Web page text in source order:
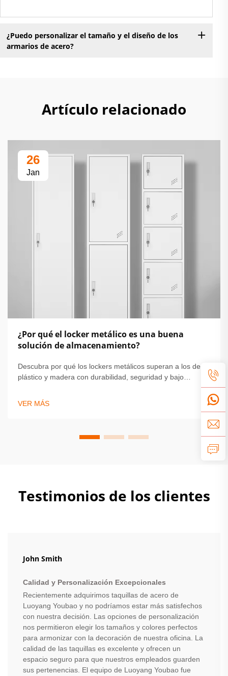
¿Puedo personalizar el tamaño y el diseño de los
armarios de acero?
Artículo relacionado
26
Jan
¿Por qué el locker metálico es una buena
solución de almacenamiento?
Descubra por qué los lockers metálicos superan a los de
plástico y madera con durabilidad, seguridad y bajo
gimnasios y oficinas. Obtenga más información ahora.
VER MÁS
Testimonios de los clientes
John Smith
Calidad y Personalización Excepcionales
Recientemente adquirimos taquillas de acero de
Luoyang Youbao y no podríamos estar más satisfechos
con nuestra decisión. Las opciones de personalización
nos permitieron elegir los tamaños y colores perfectos
para armonizar con la decoración de nuestra oficina. La
calidad de las taquillas es excelente y ofrecen un
espacio seguro para que nuestros empleados guarden
sus pertenencias. El equipo de Luoyang Youbao fue